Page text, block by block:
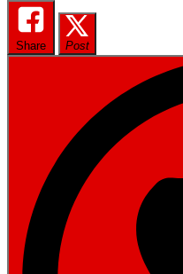
Share Post